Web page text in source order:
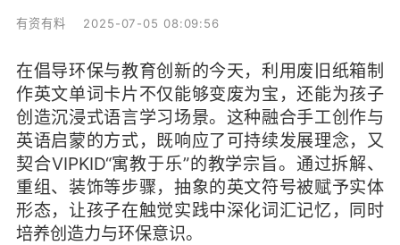
有资有料 2025-07-05 08:09:56
在倡导环保与教育创新的今天，利用废旧纸箱制
作英文单词卡片不仅能够变废为宝，还能为孩子
创造沉浸式语言学习场景。这种融合手工创作与
英语启蒙的方式，既响应了可持续发展理念，又
契合VIPKID“寓教于乐”的教学宗旨。通过拆解、
重组、装饰等步骤，抽象的英文符号被赋予实体
形态，让孩子在触觉实践中深化词汇记忆，同时
培养创造力与环保意识。